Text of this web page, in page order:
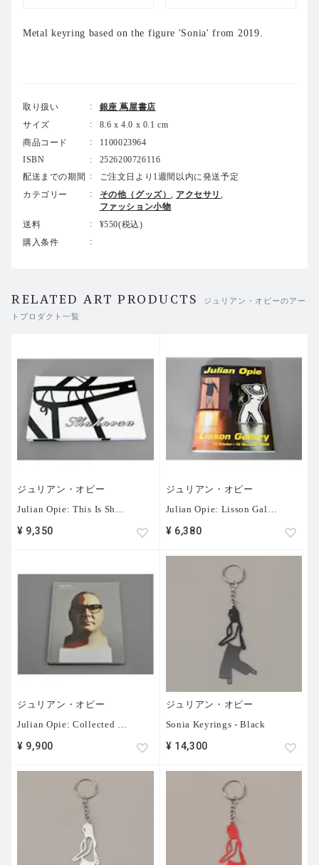
Metal keyring based on the figure 'Sonia' from 2019.
取り扱い
銀座 蔦屋書店
サイズ
8.6 x 4.0 x 0.1 cm
商品コード
1100023964
ISBN
2526200726116
配送までの期間
ご注文日より1週間以内に発送予定
カテゴリー
その他（グッズ） アクセサリ
ファッション小物
送料
¥550(税込)
購入条件
RELATED ART PRODUCTS
ジュリアン・オピーのアー
トプロダクト一覧
ジュリアン・オピー
Julian Opie: This Is Sh
¥ 9,350
ジュリアン・オピー
Julian Opie: Lisson Gal
¥ 6,380
ジュリアン・オピー
Julian Opie: Collected …
¥ 9,900
ジュリアン・オピー
Sonia Keyrings - Black
¥ 14,300